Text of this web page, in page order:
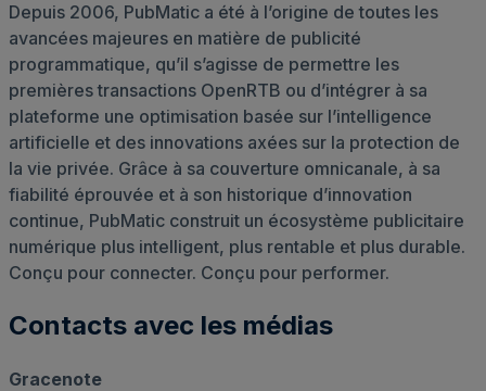
Depuis 2006, PubMatic a été à l’origine de toutes les
avancées majeures en matière de publicité
programmatique, qu’il s’agisse de permettre les
premières transactions OpenRTB ou d’intégrer à sa
plateforme une optimisation basée sur l’intelligence
artificielle et des innovations axées sur la protection de
la vie privée. Grâce à sa couverture omnicanale, à sa
fiabilité éprouvée et à son historique d’innovation
continue, PubMatic construit un écosystème publicitaire
numérique plus intelligent, plus rentable et plus durable.
Conçu pour connecter. Conçu pour performer.
Contacts avec les médias
Gracenote